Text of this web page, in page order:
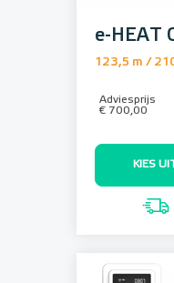
e-HEAT
123,5 m /
Adviesprijs
€ 700,00
KIES